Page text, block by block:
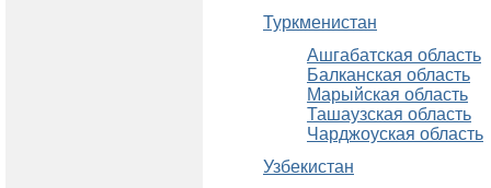
Туркменистан
Ашгабатская область
Балканская область
Марыйская область
Ташаузская область
Чарджоуская область
Узбекистан